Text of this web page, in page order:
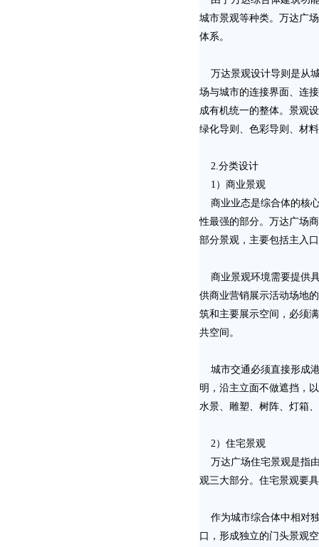
城市景观等种类。万达广
体系。
万达景观设计导则是从
场与城市的连接界面、连
成有机统一的整体。景观
绿化导则、色彩导则、材
2.分类设计
1）商业景观
商业业态是综合体的核
性最强的部分。万达广场
部分景观，主要包括主入
商业景观环境需要提供
供商业营销展示活动场地
筑和主要展示空间，必须
共空间。
城市交通必须直接形成
明，沿主立面不做遮挡，
水景、雕塑、树阵、灯箱
2）住宅景观
万达广场住宅景观是指
观三大部分。住宅景观要
作为城市综合体中相对
口，形成独立的门头景观